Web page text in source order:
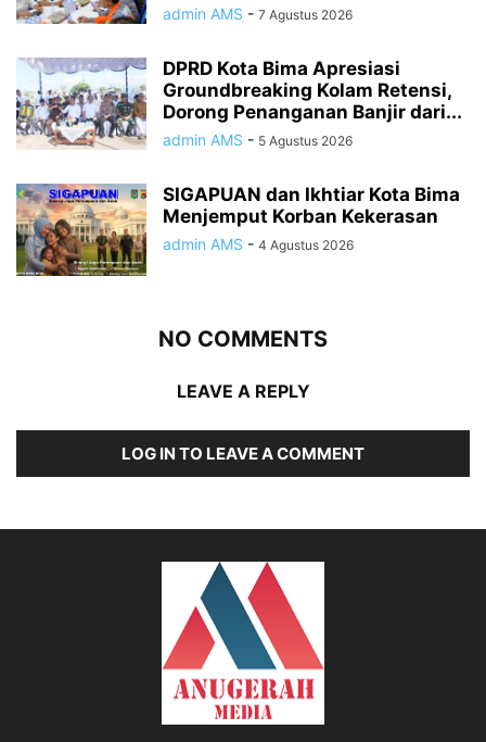
admin AMS - 7 Agustus 2026
DPRD Kota Bima Apresiasi
Groundbreaking Kolam Retensi,
Dorong Penanganan Banjir dari...
admin AMS - 5 Agustus 2026
SIGAPUAN dan Ikhtiar Kota Bima
Menjemput Korban Kekerasan
admin AMS - 4 Agustus 2026
NO COMMENTS
LEAVE A REPLY
LOG IN TO LEAVE A COMMENT